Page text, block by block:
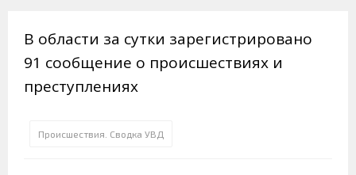
В области за сутки зарегистрировано
91 сообщение о происшествиях и
преступлениях
Происшествия. Сводка УВД